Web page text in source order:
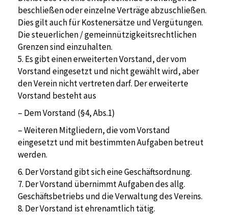
beschließen oder einzelne Verträge abzuschließen.
Dies gilt auch für Kostenersätze und Vergütungen.
Die steuerlichen / gemeinnützigkeitsrechtlichen
Grenzen sind einzuhalten.
5. Es gibt einen erweiterten Vorstand, der vom
Vorstand eingesetzt und nicht gewählt wird, aber
den Verein nicht vertreten darf. Der erweiterte
Vorstand besteht aus
– Dem Vorstand (§4, Abs.1)
– Weiteren Mitgliedern, die vom Vorstand
eingesetzt und mit bestimmten Aufgaben betreut
werden.
6. Der Vorstand gibt sich eine Geschäftsordnung.
7. Der Vorstand übernimmt Aufgaben des allg.
Geschäftsbetriebs und die Verwaltung des Vereins.
8. Der Vorstand ist ehrenamtlich tätig.